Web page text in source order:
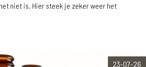
niet is. Hier steek je zeker weer het
23-07-26